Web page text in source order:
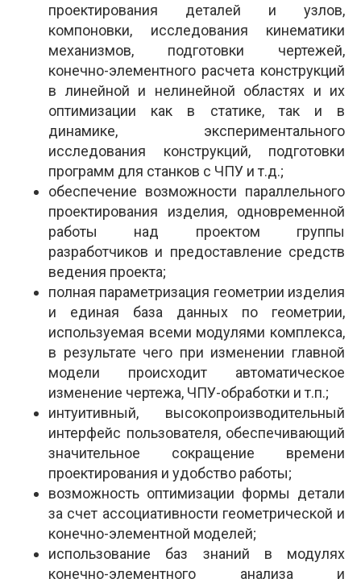
проектирования деталей и узлов,
компоновки, исследования кинематики
механизмов, подготовки чертежей,
конечно-элементного расчета конструкций
в линейной и нелинейной областях и их
оптимизации как в статике, так и в
динамике, экспериментального
исследования конструкций, подготовки
программ для станков с ЧПУ и т.д.;
обеспечение возможности параллельного
проектирования изделия, одновременной
работы над проектом группы
разработчиков и предоставление средств
ведения проекта;
полная параметризация геометрии изделия
и единая база данных по геометрии,
используемая всеми модулями комплекса,
в результате чего при изменении главной
модели происходит автоматическое
изменение чертежа, ЧПУ-обработки и т.п.;
интуитивный, высокопроизводительный
интерфейс пользователя, обеспечивающий
значительное сокращение времени
проектирования и удобство работы;
возможность оптимизации формы детали
за счет ассоциативности геометрической и
конечно-элементной моделей;
использование баз знаний в модулях
конечно-элементного анализа и